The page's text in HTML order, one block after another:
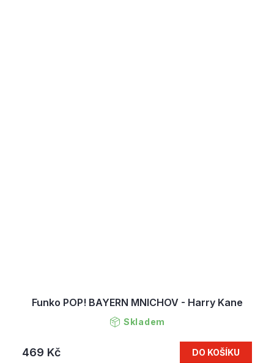
Funko POP! BAYERN MNICHOV - Harry Kane
Skladem
469 Kč DO KOŠÍKU